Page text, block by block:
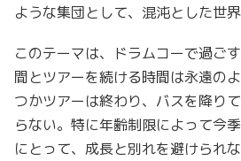
ような集団として、混沌とした世
このテーマは、ドラムコーで過ご
間とツアーを続ける時間は永遠の
つかツアーは終わり、バスを降り
らない。特に年齢制限によって今
にとって、成長と別れを避けられ